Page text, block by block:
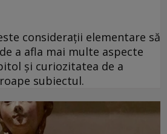
considerații elementare să
a afla mai multe aspecte
și curiozitatea de a
subiectul.